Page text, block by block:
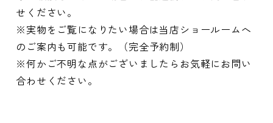
せください。
※実物をご覧になりたい場合は当店ショールームへ
のご案内も可能です。（完全予約制）
※何かご不明な点がございましたらお気軽にお問い
合わせください。